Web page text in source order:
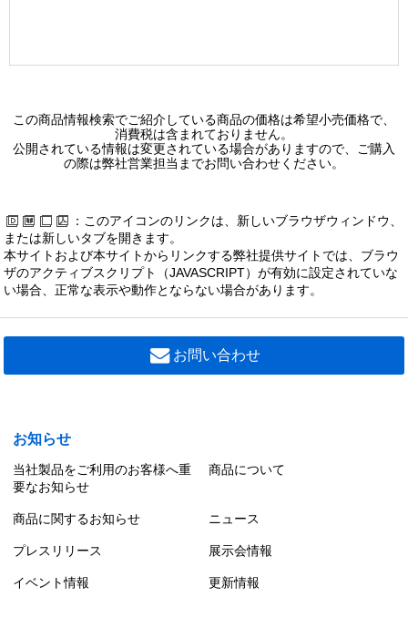
この商品情報検索でご紹介している商品の価格は希望小売価格で、
消費税は含まれておりません。
公開されている情報は変更されている場合がありますので、ご購入
の際は弊社営業担当までお問い合わせください。
：このアイコンのリンクは、新しいブラウザウィンドウ、
または新しいタブを開きます。
本サイトおよび本サイトからリンクする弊社提供サイトでは、ブラウ
ザのアクティブスクリプト（JAVASCRIPT）が有効に設定されていな
い場合、正常な表示や動作とならない場合があります。
お問い合わせ
お知らせ
当社製品をご利用のお客様へ重
要なお知らせ
商品について
商品に関するお知らせ ニュース
プレスリリース 展示会情報
イベント情報 更新情報